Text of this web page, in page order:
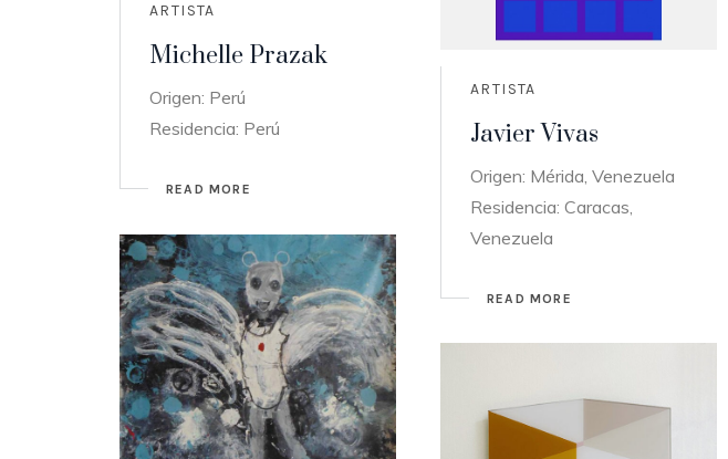
ARTISTA
Michelle Prazak
Origen: Perú
Residencia: Perú
READ MORE
ARTISTA
Javier Vivas
Origen: Mérida, Venezuela
Residencia: Caracas,
Venezuela
READ MORE